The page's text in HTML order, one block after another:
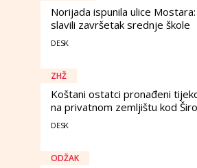
Norijada ispunila ulice
slavili završetak srednje škole
DESK
ZHŽ
Koštani ostatci pronađeni
na privatnom zemljištu kod
DESK
ODŽAK